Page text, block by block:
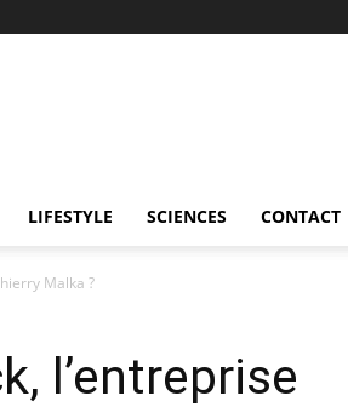
LIFESTYLE SCIENCES CONTACT
Malka ?
l’entreprise